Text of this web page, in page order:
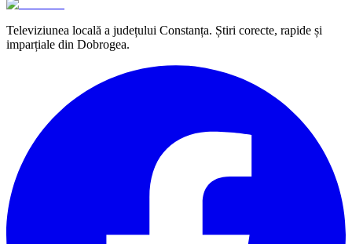
Televiziunea locală a județului Constanța. Știri corecte, rapide și
imparțiale din Dobrogea.